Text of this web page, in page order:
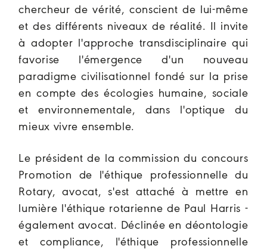
chercheur de vérité, conscient de lui-même
et des différents niveaux de réalité. Il invite
à adopter l'approche transdisciplinaire qui
favorise l'émergence d'un nouveau
paradigme civilisationnel fondé sur la prise
en compte des écologies humaine, sociale
et environnementale, dans l'optique du
mieux vivre ensemble.
Le président de la commission du concours
Promotion de l'éthique professionnelle du
Rotary, avocat, s'est attaché à mettre en
lumière l'éthique rotarienne de Paul Harris -
également avocat. Déclinée en déontologie
et compliance, l'éthique professionnelle